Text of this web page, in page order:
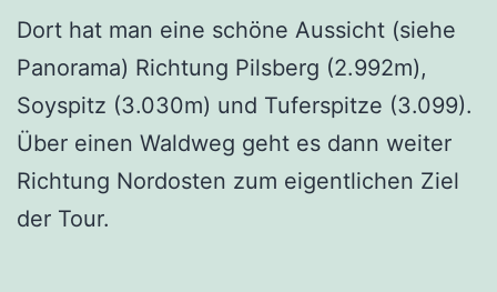
Dort hat man eine schöne Aussicht (siehe
Panorama) Richtung Pilsberg (2.992m),
Soyspitz (3.030m) und Tuferspitze (3.099).
Über einen Waldweg geht es dann weiter
Richtung Nordosten zum eigentlichen Ziel
der Tour.